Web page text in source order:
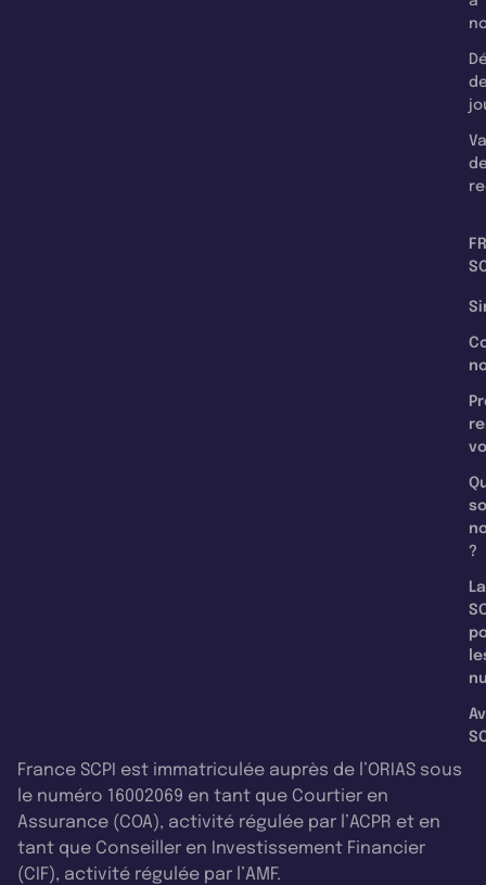
?
La
France SCPI est immatriculée auprès de l’ORIAS sous
le numéro 16002069 en tant que Courtier en
Assurance (COA), activité régulée par l’ACPR et en
tant que Conseiller en Investissement Financier
(CIF), activité régulée par l’AMF.